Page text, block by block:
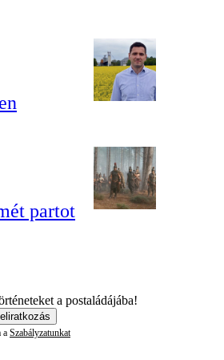
partot
a postaládájába!
a Szabályzatunkat